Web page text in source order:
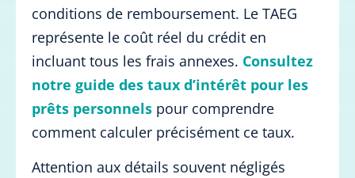
conditions de remboursement. Le TAEG
représente le coût réel du crédit en
incluant tous les frais annexes. Consultez
notre guide des taux d’intérêt pour les
prêts personnels pour comprendre
comment calculer précisément ce taux.
Attention aux détails souvent négligés